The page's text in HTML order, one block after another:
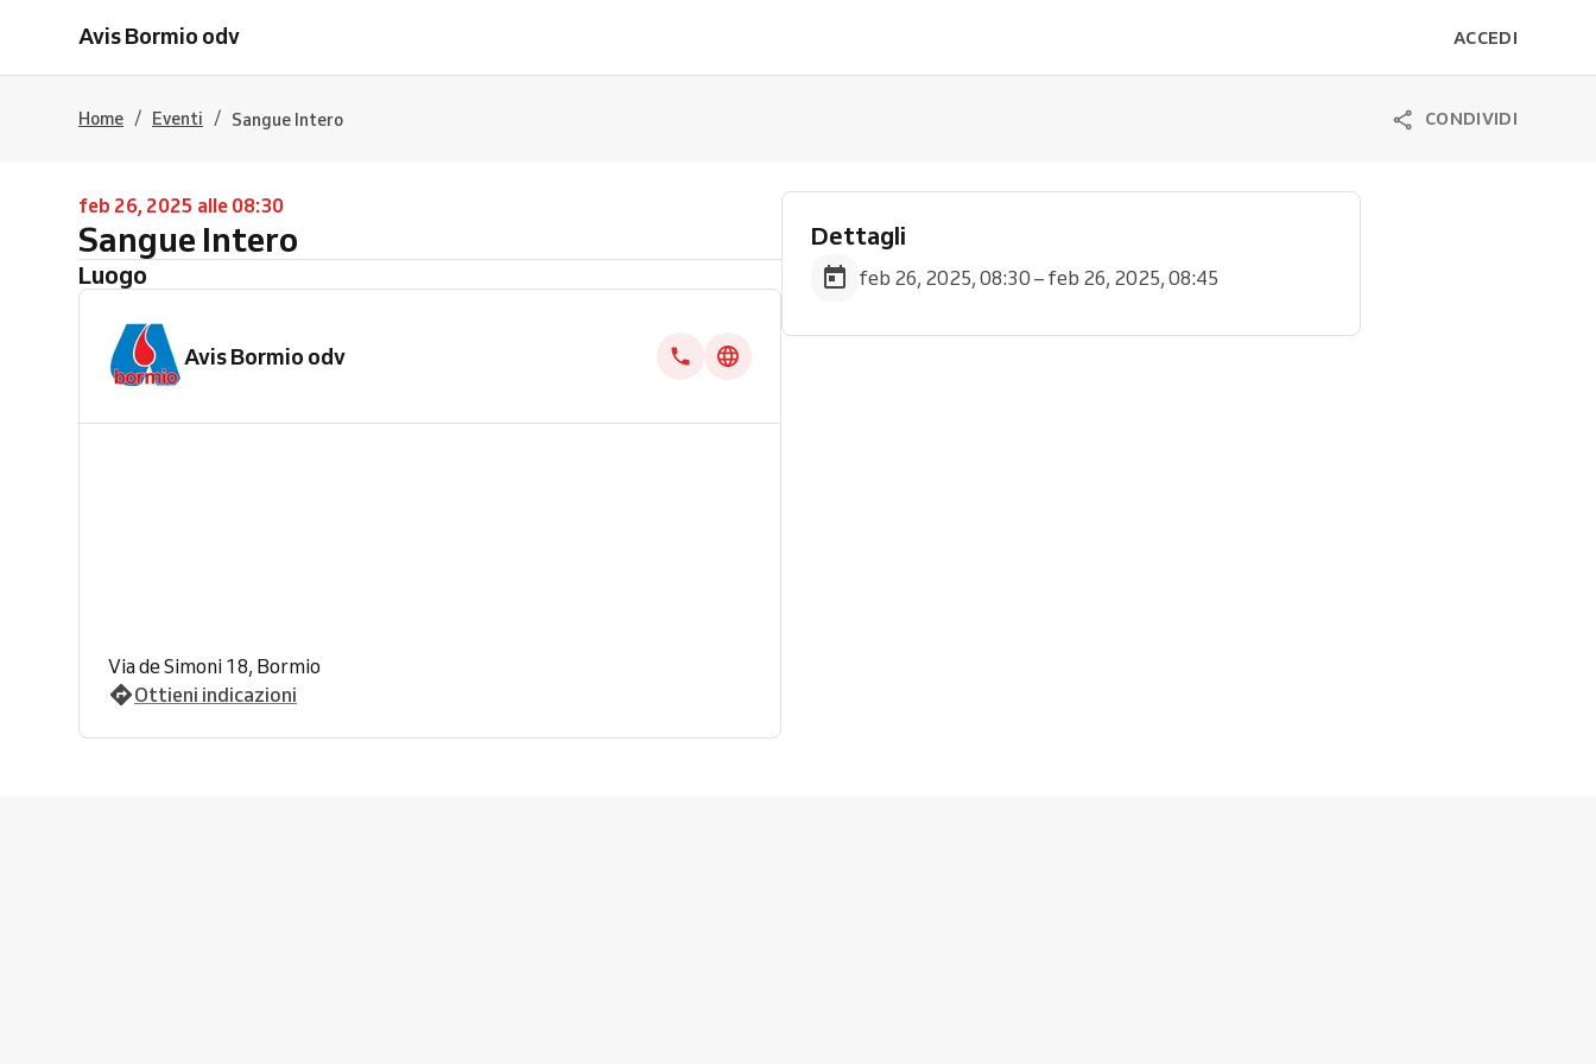
Avis Bormio odv ACCEDI
Home / Eventi / Sangue Intero CONDIVIDI
feb 26, 2025 alle 08:30
Sangue Intero
Luogo
Avis Bormio odv
Via de Simoni 18, Bormio
Ottieni indicazioni
Dettagli
feb 26, 2025, 08:30 – feb 26, 2025, 08:45